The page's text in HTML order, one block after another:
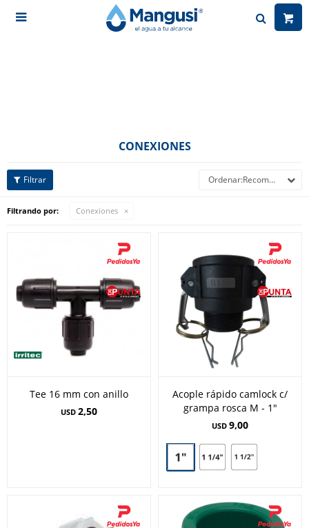

CONEXIONES
Recomendados
Filtrando por: Conexiones
Tee 16 mm con anillo
USD 2,50
Acople rápido camlock c/
grampa rosca M - 1"
USD 9,00